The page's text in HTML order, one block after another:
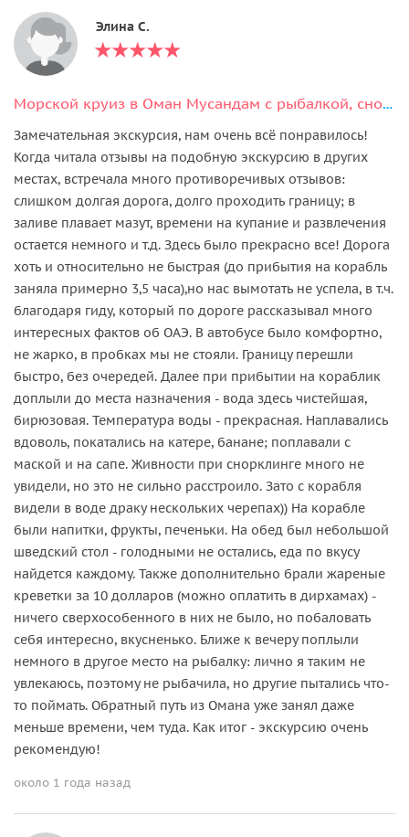
Элина С.
Морской круиз в Оман Мусандам с рыбалкой, снорклингом и обедом
Замечательная экскурсия, нам очень всё понравилось!
Когда читала отзывы на подобную экскурсию в других
местах, встречала много противоречивых отзывов:
слишком долгая дорога, долго проходить границу; в
заливе плавает мазут, времени на купание и развлечения
остается немного и т.д. Здесь было прекрасно все! Дорога
хоть и относительно не быстрая (до прибытия на корабль
заняла примерно 3,5 часа),но нас вымотать не успела, в т.ч.
благодаря гиду, который по дороге рассказывал много
интересных фактов об ОАЭ. В автобусе было комфортно,
не жарко, в пробках мы не стояли. Границу перешли
быстро, без очередей. Далее при прибытии на кораблик
доплыли до места назначения - вода здесь чистейшая,
бирюзовая. Температура воды - прекрасная. Наплавались
вдоволь, покатались на катере, банане; поплавали с
маской и на сапе. Живности при снорклинге много не
увидели, но это не сильно расстроило. Зато с корабля
видели в воде драку нескольких черепах)) На корабле
были напитки, фрукты, печеньки. На обед был небольшой
шведский стол - голодными не остались, еда по вкусу
найдется каждому. Также дополнительно брали жареные
креветки за 10 долларов (можно оплатить в дирхамах) -
ничего сверхособенного в них не было, но побаловать
себя интересно, вкусненько. Ближе к вечеру поплыли
немного в другое место на рыбалку: лично я таким не
увлекаюсь, поэтому не рыбачила, но другие пытались что-
то поймать. Обратный путь из Омана уже занял даже
меньше времени, чем туда. Как итог - экскурсию очень
рекомендую!
около 1 года назад